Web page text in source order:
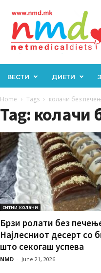
ВЕСТИ ДИЕТИ
Home Tags колачи без
Tag: колачи
ситни колачи
Брзи ролати без
Најлесниот десерт со
што секогаш успева
NMD - June 21, 2026